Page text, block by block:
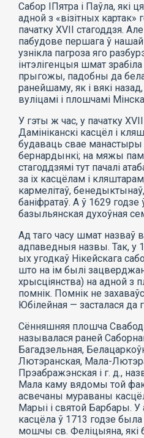
Сабор ІПятра і Паўла, які
адной з «візітных картак»
пачатку XVII стагоддзя.
пабудове першага ў нашай
узнікла пагроза яго
інтэлігенцыя шмат
прыгожы, падобны да
ранейшаму, як і вякі
вуліцамі і плошчамі
У гэты ж час, у пачатку XVII
Дамініканскі касцёл і
будаваць свае
бернардынкі; на мяжы
стагоддзямі тут пачалі
за іх касцёлам і
кармелітаў,
баніфратаў. А ў 1629
базыльянская духоўная
Ад таго часу шмат назваў
адпаведныя назвы. Так, у
ых угодкаў Нікейскага
што на ім былі
хрысціянства) на адной з
помнік. Помнік не
Юбілейная — засталася да
Сённяшняя плошча
называлася раней
Багадзельная,
Лютэранская, Мала-
Прэабражэнская і г. д.,
Мала каму вядомы той
асвечаны мураваны касцёл
Марыі і святой Барбары. У
касцёла ў 1713 годзе
мошчы св. Феліцыяна, які